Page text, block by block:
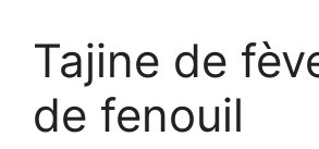
Tajine de
de fenouil